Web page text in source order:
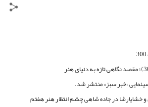
در جاده شاهی چشم انتظار هنر هفتم